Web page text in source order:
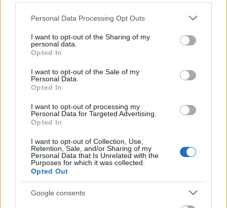
Please note that this website/app uses one or more Google
not limited to your visit or usage behaviour. You may click to
grant or deny consent to Google and its third-party tags to
use your data for below specified purposes in below Google
consent section.
Personal Data Processing Opt Outs
I want to opt-out of the Sharing of my
personal data.
Opted In
I want to opt-out of the Sale of my
Personal Data.
Opted In
I want to opt-out of processing my
Personal Data for Targeted Advertising.
Opted In
I want to opt-out of Collection, Use,
Retention, Sale, and/or Sharing of my
Personal Data that Is Unrelated with the
Purposes for which it was collected.
Opted Out
Google consents
volt. Hans Sach zárómonológját - amely a
német kultúra, a dalművészet
fensőbbségéről szól - szokás felhozni
Wagner erős nacionalizmusának igazolásául.
"Egyfajta germán pesszimizmus szövi át a
Wagner-operákat, az emelt fővel való
elbukás érzése megjelenik például a Ringben,
e téren rokonság fedezhető fel a több
évszázados magyar attitűddel - részletezte
Fischer Ádám. - Ám a Mesterdalnokok fő
mondanivalója inkább pozitív, a zene azt
mondja: őriznünk, éltetnünk kell a
művészetet, ha a világi hatalom kudarcot vall
is. Ez a szép gondolat mindenkor
elfogadható."
Forrás: